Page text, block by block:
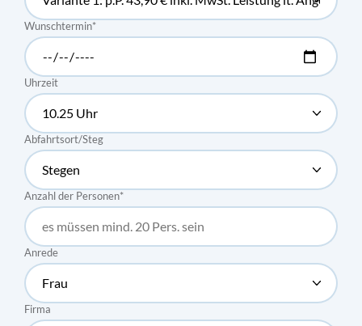
Wunschtermin*
Uhrzeit
Abfahrtsort/Steg
Anzahl der Personen*
Anrede
Firma